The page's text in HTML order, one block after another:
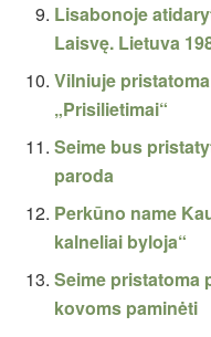
Lisabonoje
Laisvę. Lietuva
Vilniuje
„Prisilietimai“
Seime bus
paroda
Perkūno name
kalneliai byloja“
Seime pristatoma
kovoms paminėti